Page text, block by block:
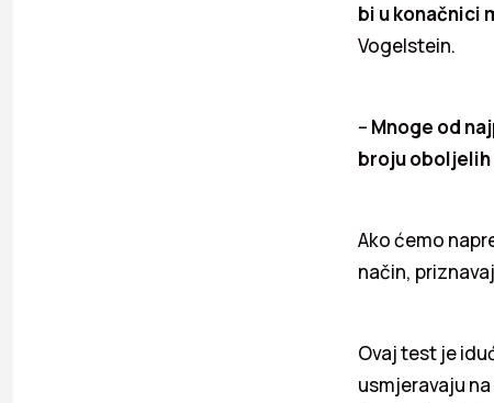
bi u konačnici
Vogelstein.
– Mnoge od
broju oboljelih
Ako ćemo
način,
Ovaj test je
usmjeravaju